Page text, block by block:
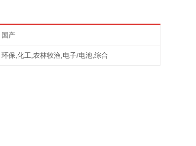
国产
环保,化工,农林牧渔,电子/电池,综合